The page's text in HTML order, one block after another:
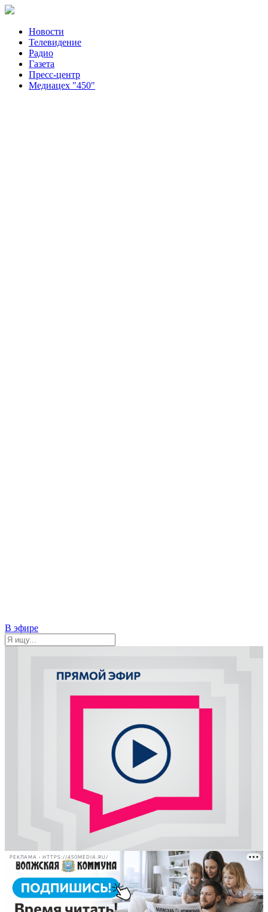
Новости
Телевидение
Радио
Газета
Пресс-центр
Медиацех "450"
В эфире
РЕКЛАМА • HTTPS://450MEDIA.RU/